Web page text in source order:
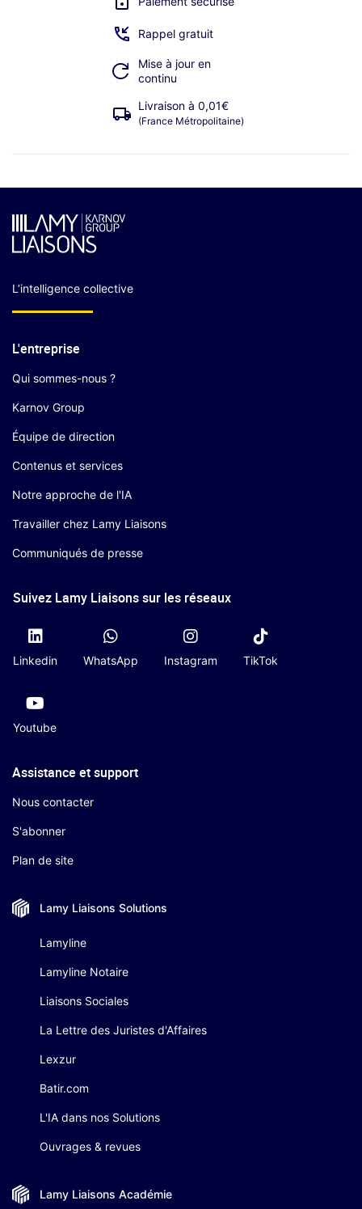
Rappel gratuit
Mise à jour en
continu
Livraison à 0,01€
(France Métropolitaine)
L’intelligence collective
L'entreprise
Qui sommes-nous ?
Karnov Group
Équipe de direction
Contenus et services
Notre approche de l'IA
Travailler chez Lamy Liaisons
Communiqués de presse
Suivez Lamy Liaisons sur les réseaux
Linkedin WhatsApp Instagram TikTok
Youtube
Assistance et support
Nous contacter
S'abonner
Plan de site
Lamy Liaisons Solutions
Lamyline
Lamyline Notaire
Liaisons Sociales
La Lettre des Juristes d'Affaires
Lexzur
Batir.com
L'IA dans nos Solutions
Ouvrages & revues
Lamy Liaisons Académie